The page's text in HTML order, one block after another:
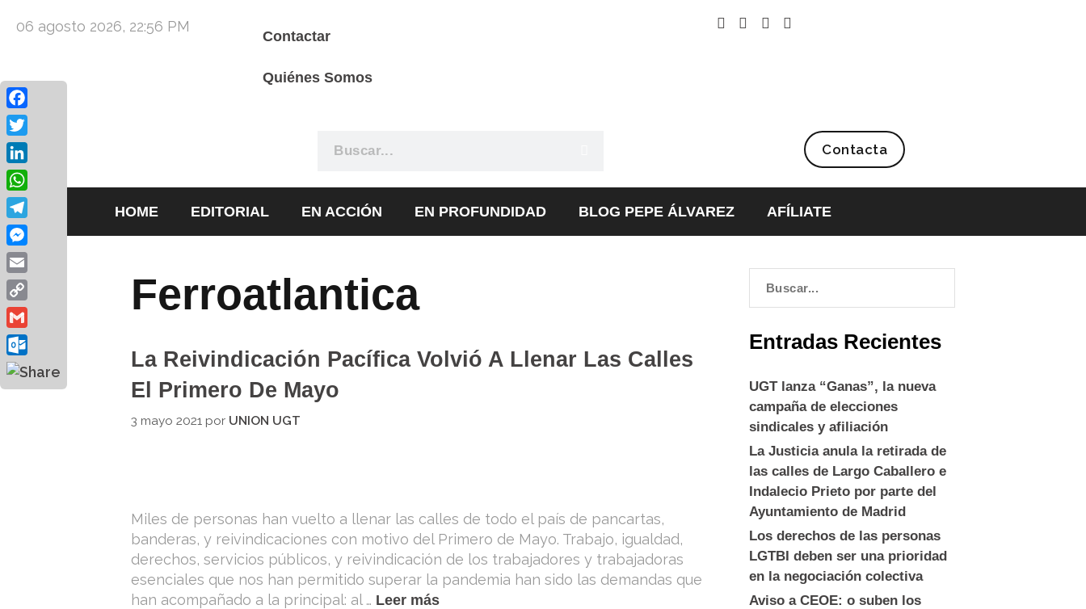
06 agosto 2026, 22:56 PM
Contactar
Quiénes Somos
Contacta
HOME EDITORIAL EN ACCIÓN EN PROFUNDIDAD BLOG PEPE ÁLVAREZ AFÍLIATE
Ferroatlantica
La Reivindicación Pacífica Volvió A Llenar Las Calles
El Primero De Mayo
3 mayo 2021 por UNION UGT
Miles de personas han vuelto a llenar las calles de todo el país de pancartas,
banderas, y reivindicaciones con motivo del Primero de Mayo. Trabajo, igualdad,
derechos, servicios públicos, y reivindicación de los trabajadores y trabajadoras
esenciales que nos han permitido superar la pandemia han sido las demandas que
han acompañado a la principal: al … Leer más
Entradas Recientes
UGT lanza “Ganas”, la nueva
campaña de elecciones
sindicales y afiliación
La Justicia anula la retirada de
las calles de Largo Caballero e
Indalecio Prieto por parte del
Ayuntamiento de Madrid
Los derechos de las personas
LGTBI deben ser una prioridad
en la negociación colectiva
Aviso a CEOE: o suben los
Facebook
Twitter
LinkedIn
WhatsApp
Telegram
Messenger
Email
Copy
Link
Gmail
Outlook.com